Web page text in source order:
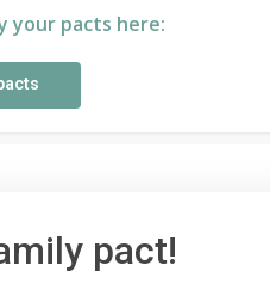
your pacts here:
pact!